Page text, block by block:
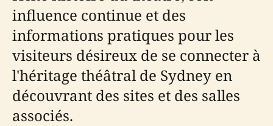
influence continue et des
informations pratiques pour les
visiteurs désireux de se connecter à
l'héritage théâtral de Sydney en
découvrant des sites et des salles
associés.